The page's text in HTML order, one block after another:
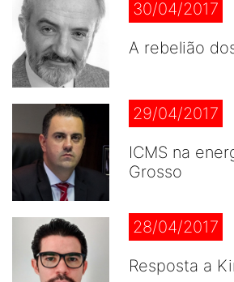
30/04/2017
A rebelião
29/04/2017
ICMS na
Grosso
28/04/2017
Resposta a